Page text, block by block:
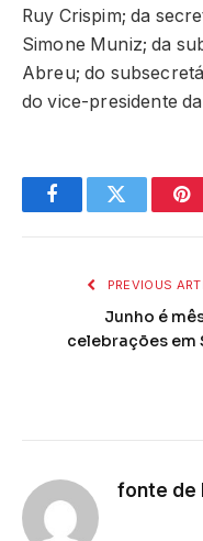
Ruy Crispim; da
Simone Muniz; da
Abreu; do
do vice-presidente
FacebookTwitter
PREVIOUS
Junho é
celebrações em
fonte de